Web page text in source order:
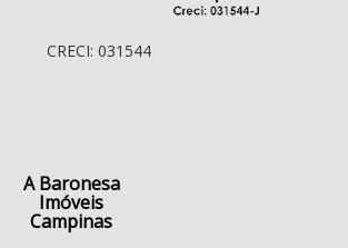
CRECI: 031544
A Baronesa
Imóveis
Campinas